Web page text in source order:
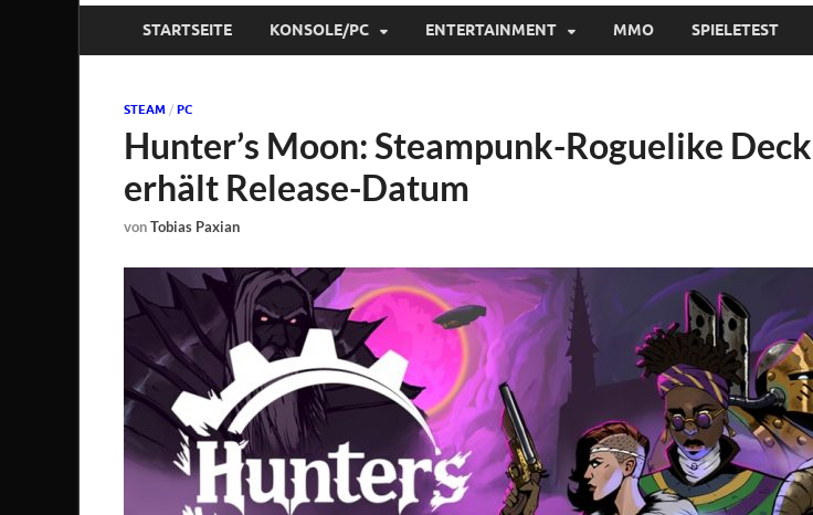
STARTSEITE KONSOLE/PC ENTERTAINMENT MMO SPIELETEST
STEAM / PC
Hunter’s Moon: Steampunk-Roguelike
erhält Release-Datum
vonTobias Paxian